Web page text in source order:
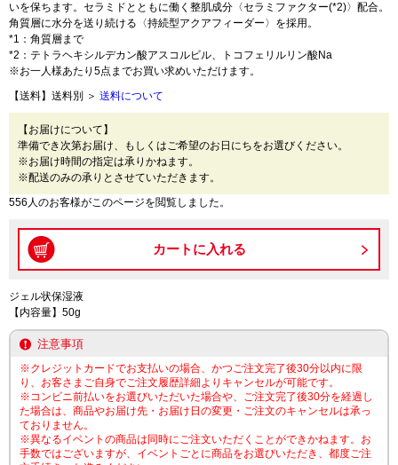
いを保ちます。セラミドとともに働く整肌成分〈セラミファクター(*2)〉配合。
角質層に水分を送り続ける〈持続型アクアフィーダー〉を採用。
*1：角質層まで
*2：テトラヘキシルデカン酸アスコルビル、トコフェリルリン酸Na
※お一人様あたり5点までお買い求めいただけます。
【送料】送料別 ＞ 送料について
【お届けについて】
準備でき次第お届け、もしくはご希望のお日にちをお選びください。
※お届け時間の指定は承りかねます。
※配送のみの承りとさせていただきます。
556人のお客様がこのページを閲覧しました。
ジェル状保湿液
【内容量】50g
注意事項
※クレジットカードでお支払いの場合、かつご注文完了後30分以内に限
り、お客さまご自身でご注文履歴詳細よりキャンセルが可能です。
※コンビニ前払いをお選びいただいた場合や、ご注文完了後30分を経過し
た場合は、商品やお届け先・お届け日の変更・ご注文のキャンセルは承っ
ておりません。
※異なるイベントの商品は同時にご注文いただくことができかねます。お
手数ではございますが、イベントごとに商品をお選びいただき、都度ご注